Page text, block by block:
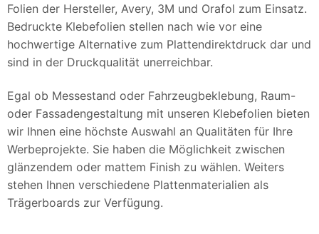
Folien der Hersteller, Avery, 3M und Orafol zum Einsatz.
Bedruckte Klebefolien stellen nach wie vor eine
hochwertige Alternative zum Plattendirektdruck dar und
sind in der Druckqualität unerreichbar.
Egal ob Messestand oder Fahrzeugbeklebung, Raum-
oder Fassadengestaltung mit unseren Klebefolien bieten
wir Ihnen eine höchste Auswahl an Qualitäten für Ihre
Werbeprojekte. Sie haben die Möglichkeit zwischen
glänzendem oder mattem Finish zu wählen. Weiters
stehen Ihnen verschiedene Plattenmaterialien als
Trägerboards zur Verfügung.